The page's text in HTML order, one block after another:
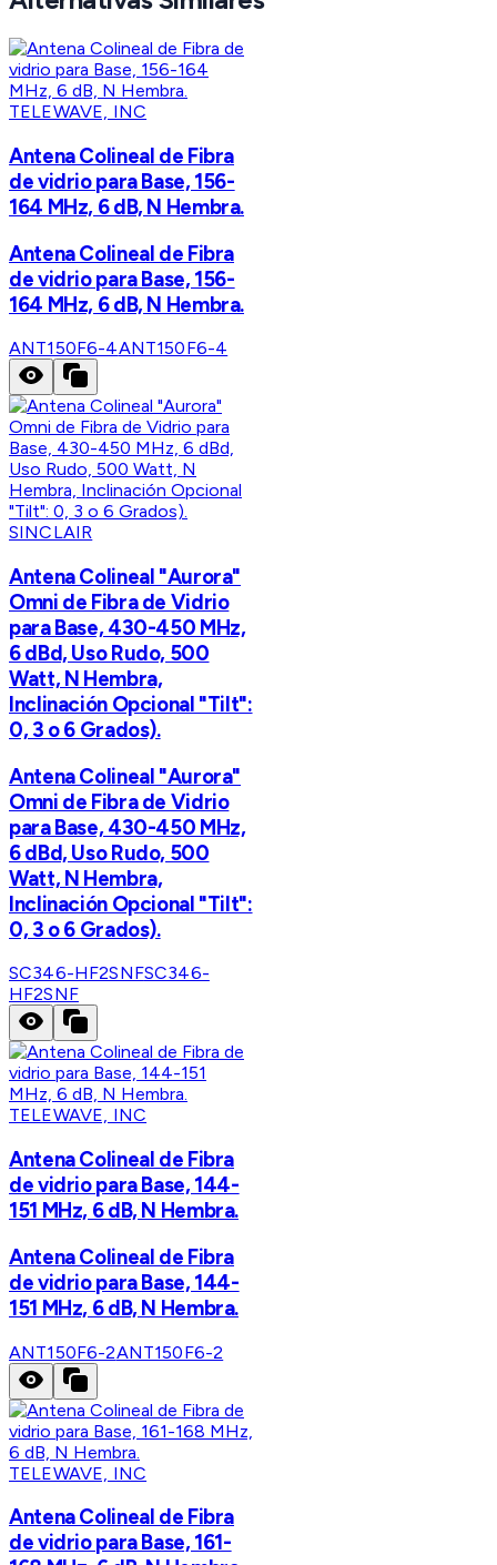
TELEWAVE, INC
Antena Colineal de Fibra
de vidrio para Base, 156-
164 MHz, 6 dB, N Hembra.
Antena Colineal de Fibra
de vidrio para Base, 156-
164 MHz, 6 dB, N Hembra.
ANT150F6-4ANT150F6-4
SINCLAIR
Antena Colineal "Aurora"
Omni de Fibra de Vidrio
para Base, 430-450 MHz,
6 dBd, Uso Rudo, 500
Watt, N Hembra,
Inclinación Opcional "Tilt":
0, 3 o 6 Grados).
Antena Colineal "Aurora"
Omni de Fibra de Vidrio
para Base, 430-450 MHz,
6 dBd, Uso Rudo, 500
Watt, N Hembra,
Inclinación Opcional "Tilt":
0, 3 o 6 Grados).
SC346-HF2SNFSC346-
HF2SNF
TELEWAVE, INC
Antena Colineal de Fibra
de vidrio para Base, 144-
151 MHz, 6 dB, N Hembra.
Antena Colineal de Fibra
de vidrio para Base, 144-
151 MHz, 6 dB, N Hembra.
ANT150F6-2ANT150F6-2
TELEWAVE, INC
Antena Colineal de Fibra
de vidrio para Base, 161-